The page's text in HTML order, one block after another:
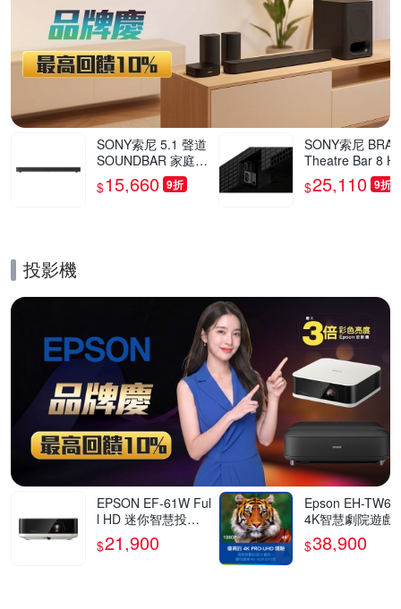
SONY索尼 5.1 聲道
SOUNDBAR 家庭劇
院組 HT-S60
$15,660 9折
SONY索尼
Theatre Bar 8
8000 環繞音場
$25,110 9折
投影機
EPSON EF-61W Ful
l HD 迷你智慧投影
機700流明 古典白
$21,900
Epson EH-
4K智慧劇院遊戲
$38,900